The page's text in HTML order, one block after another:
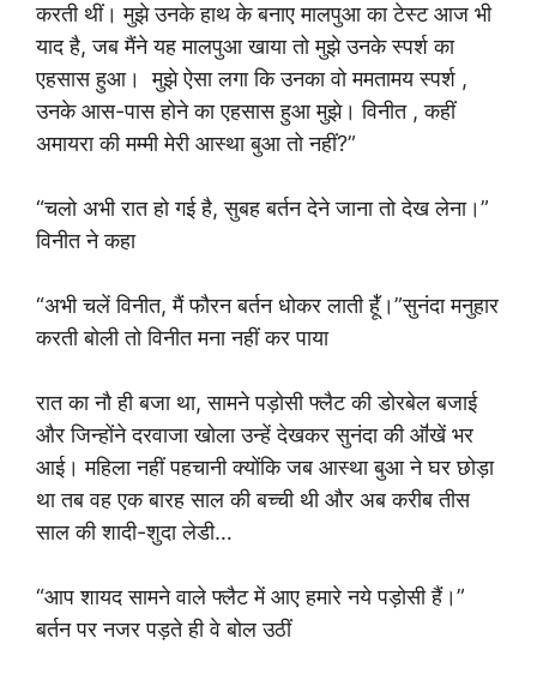
करती थीं। मुझे उनके हाथ के बनाए मालपुआ का टेस्ट आज भी
याद है, जब मैंने यह मालपुआ खाया तो मुझे उनके स्पर्श का
एहसास हुआ। मुझे ऐसा लगा कि उनका वो ममतामय स्पर्श ,
उनके आस-पास होने का एहसास हुआ मुझे। विनीत , कहीं
अमायरा की मम्मी मेरी आस्था बुआ तो नहीं?”
“चलो अभी रात हो गई है, सुबह बर्तन देने जाना तो देख लेना।”
विनीत ने कहा
“अभी चलें विनीत, मैं फौरन बर्तन धोकर लाती हूॅ॑।”सुनंदा मनुहार
करती बोली तो विनीत मना नहीं कर पाया
रात का नौ ही बजा था, सामने पड़ोसी फ्लैट की डोरबेल बजाई
और जिन्होंने दरवाजा खोला उन्हें देखकर सुनंदा की ऑ॑खें भर
आई। महिला नहीं पहचानी क्योंकि जब आस्था बुआ ने घर छोड़ा
था तब वह एक बारह साल की बच्ची थी और अब करीब तीस
साल की शादी-शुदा लेडी…
“आप शायद सामने वाले फ्लैट में आए हमारे नये पड़ोसी हैं।”
बर्तन पर नजर पड़ते ही वे बोल उठीं